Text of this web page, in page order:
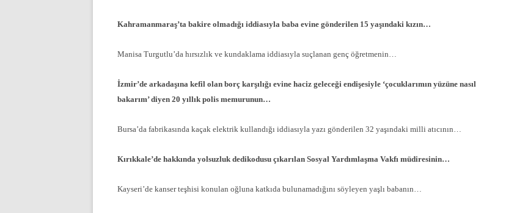
Kahramanmaraş’ta bakire olmadığı iddiasıyla baba evine gönderilen 15 yaşındaki kızın…
Manisa Turgutlu’da hırsızlık ve kundaklama iddiasıyla suçlanan genç öğretmenin…
İzmir’de arkadaşına kefil olan borç karşılığı evine haciz geleceği endişesiyle ‘çocuklarımın yüzüne nasıl
bakarım’ diyen 20 yıllık polis memurunun…
Bursa’da fabrikasında kaçak elektrik kullandığı iddiasıyla yazı gönderilen 32 yaşındaki milli atıcının…
Kırıkkale’de hakkında yolsuzluk dedikodusu çıkarılan Sosyal Yardımlaşma Vakfı müdiresinin…
Kayseri’de kanser teşhisi konulan oğluna katkıda bulunamadığını söyleyen yaşlı babanın…